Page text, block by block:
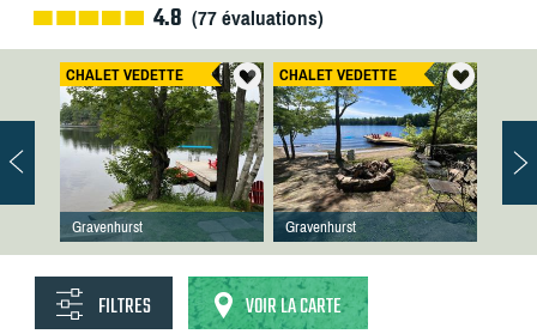
4.8 (77évaluations)
CHALET VEDETTE
Gravenhurst
CHALET VEDETTE
Gravenhurst
FILTRES VOIR LA CARTE